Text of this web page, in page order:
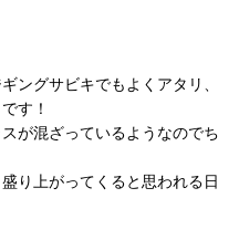
ングサビキでもよくアタリ、
す！
が混ざっているようなのでち
り上がってくると思われる日